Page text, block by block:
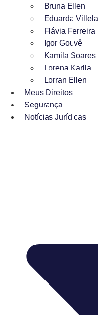
Bruna Ellen
Eduarda Villela
Flávia Ferreira
Igor Gouvê
Kamila Soares
Lorena Karlla
Lorran Ellen
Meus Direitos
Segurança
Notícias Jurídicas